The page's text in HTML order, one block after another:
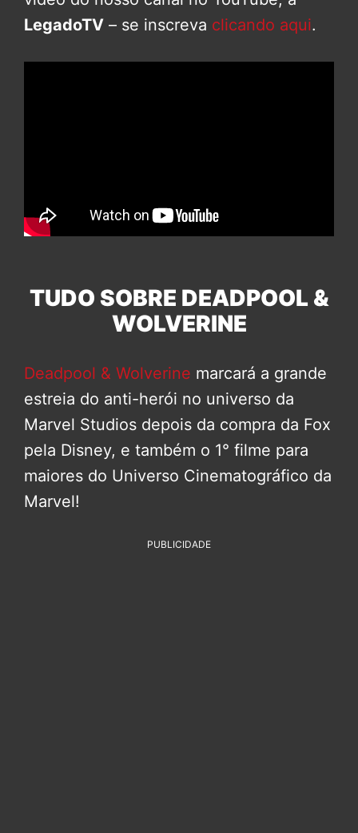
LegadoTV – se inscreva clicando aqui.
TUDO SOBRE DEADPOOL &
WOLVERINE
Deadpool & Wolverine marcará a grande
estreia do anti-herói no universo da
Marvel Studios depois da compra da Fox
pela Disney, e também o 1° filme para
maiores do Universo Cinematográfico da
Marvel!
PUBLICIDADE